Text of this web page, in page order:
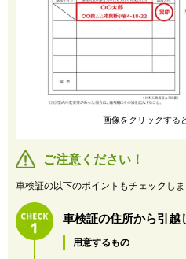
画像をクリックする
ご注意ください！
車検証の以下のポイントもチェックしま
車検証の住所から引越
用意するもの